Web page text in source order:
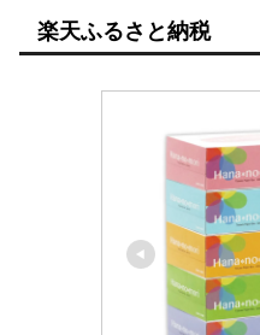
楽天ふるさと納税